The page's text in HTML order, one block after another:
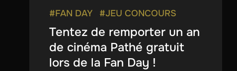
#FAN DAY #JEU CONCOURS
Tentez de remporter un an
de cinéma Pathé gratuit
lors de la Fan Day !